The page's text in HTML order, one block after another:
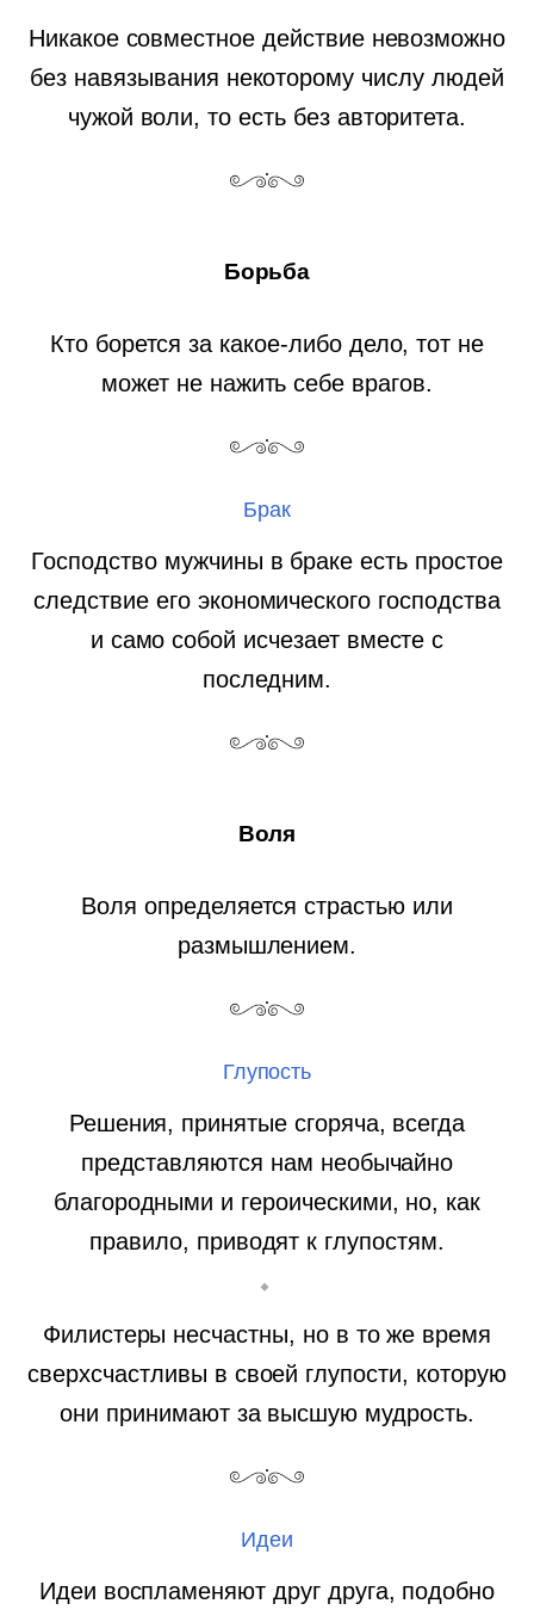
Никакое совместное действие невозможно
без навязывания некоторому числу людей
чужой воли, то есть без авторитета.
Борьба
Кто борется за какое-либо дело, тот не
может не нажить себе врагов.
Брак
Господство мужчины в браке есть простое
следствие его экономического господства
и само собой исчезает вместе с
последним.
Воля
Воля определяется страстью или
размышлением.
Глупость
Решения, принятые сгоряча, всегда
представляются нам необычайно
благородными и героическими, но, как
правило, приводят к глупостям.
Филистеры несчастны, но в то же время
сверхсчастливы в своей глупости, которую
они принимают за высшую мудрость.
Идеи
Идеи воспламеняют друг друга, подобно